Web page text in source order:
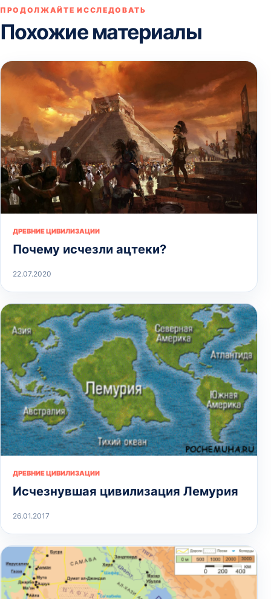
ПРОДОЛЖАЙТЕ ИССЛЕДОВАТЬ
Похожие материалы
ДРЕВНИЕ ЦИВИЛИЗАЦИИ
Почему исчезли ацтеки?
22.07.2020
ДРЕВНИЕ ЦИВИЛИЗАЦИИ
Исчезнувшая цивилизация Лемурия
26.01.2017